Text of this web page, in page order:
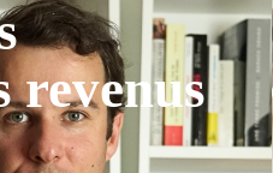
revenus